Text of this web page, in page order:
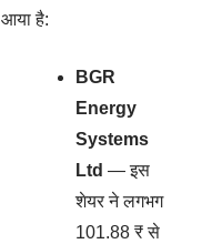
आया है:
BGR
Energy
Systems
Ltd — इस
शेयर ने लगभग
101.88 ₹ से